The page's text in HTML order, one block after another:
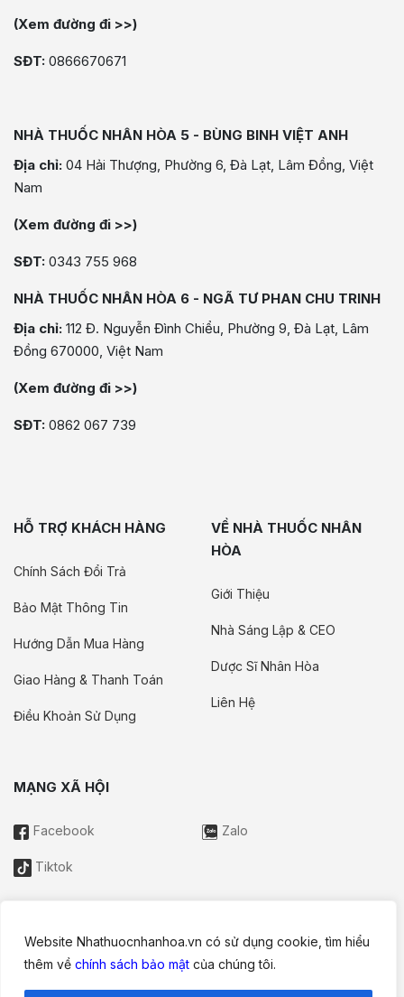
Website Nhathuocnhanhoa.vn có sử dụng cookie, tìm hiểu
thêm về chính sách bảo mật của chúng tôi.
(Xem đường đi >>)
SĐT: 0866670671
NHÀ THUỐC NHÂN HÒA 5 - BÙNG BINH VIỆT ANH
Địa chỉ: 04 Hải Thượng, Phường 6, Đà Lạt, Lâm Đồng, Việt
Nam
(Xem đường đi >>)
SĐT: 0343 755 968
NHÀ THUỐC NHÂN HÒA 6 - NGÃ TƯ PHAN CHU TRINH
Địa chỉ: 112 Đ. Nguyễn Đình Chiểu, Phường 9, Đà Lạt, Lâm
Đồng 670000, Việt Nam
(Xem đường đi >>)
SĐT: 0862 067 739
HỖ TRỢ KHÁCH HÀNG
Chính Sách Đổi Trả
Bảo Mật Thông Tin
Hướng Dẫn Mua Hàng
Giao Hàng & Thanh Toán
Điều Khoản Sử Dụng
VỀ NHÀ THUỐC NHÂN
HÒA
Giới Thiệu
Nhà Sáng Lập & CEO
Dược Sĩ Nhân Hòa
Liên Hệ
MẠNG XÃ HỘI
Facebook Zalo
Tiktok
Thông tin trên website này chỉ mang tính chất nội bộ tham khảo;